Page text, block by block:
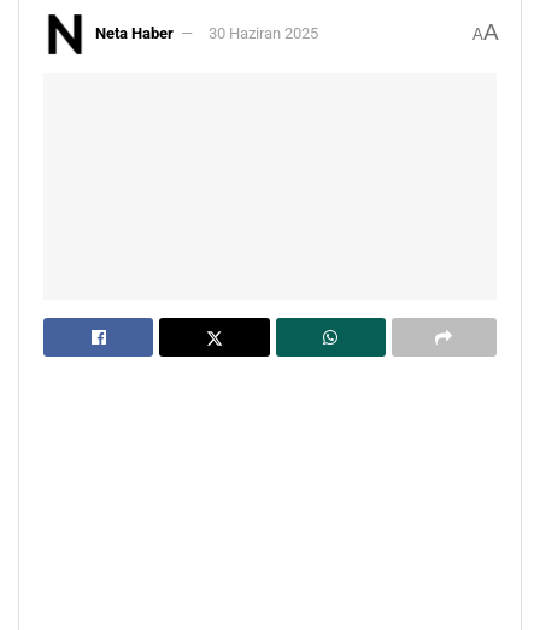
Neta Haber 30 Haziran 2025 AA